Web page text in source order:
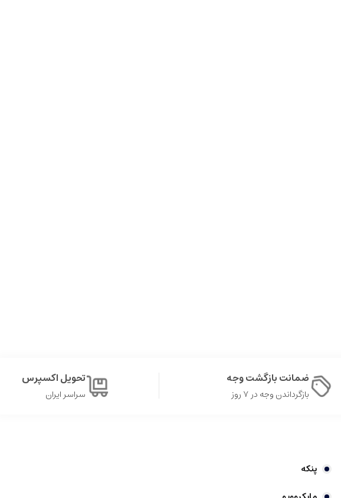
ضمانت بازگشت وجه
بازگرداندن وجه در ۷ روز
تحویل اکسپرس
سراسر ایران
پنکه